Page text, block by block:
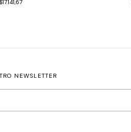
$17.141,67
NEWSLETTER